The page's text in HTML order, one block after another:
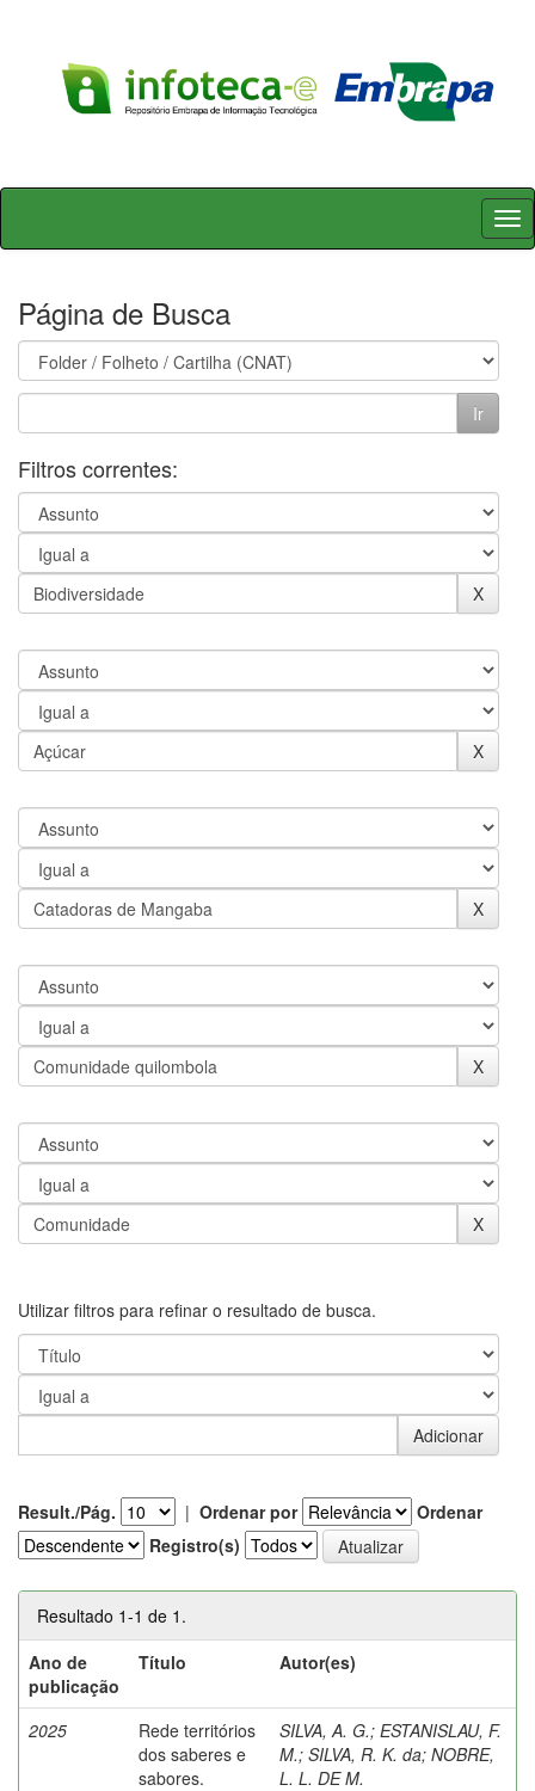
Skip
Página de Busca
Filtros correntes:
Utilizar filtros para refinar o resultado de busca.
Result./Pág. | Ordenar por
Ordenar
Registro(s)
Resultado 1-1 de 1.
Ano de
publicação
Título Autor(es)
2025
Rede territórios
dos saberes e
sabores.
SILVA, A. G.; ESTANISLAU, F.
M.; SILVA, R. K. da; NOBRE,
L. L. DE M.